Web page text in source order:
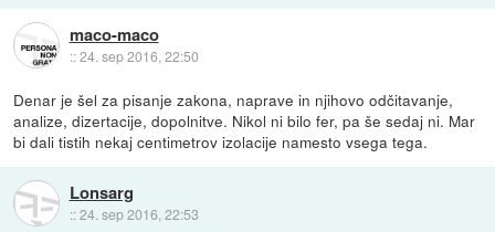
maco-maco
::24. sep 2016, 22:50
Denar je šel za pisanje zakona, naprave in njihovo odčitavanje,
analize, dizertacije, dopolnitve. Nikol ni bilo fer, pa še sedaj ni. Mar
bi dali tistih nekaj centimetrov izolacije namesto vsega tega.
Lonsarg
::24. sep 2016, 22:53